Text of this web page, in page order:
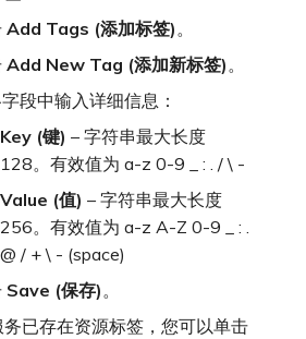
Add Tags (添加标签)。
Add New Tag (添加新标签)。
段中输入详细信息：
Key (键) – 字符串最大长度
128。有效值为 a-z 0-9 _ : . / \ -
Value (值) – 字符串最大长度
256。有效值为 a-z A-Z 0-9 _ : .
@ / + \ - (space)
Save (保存)。
已存在资源标签，您可以单击